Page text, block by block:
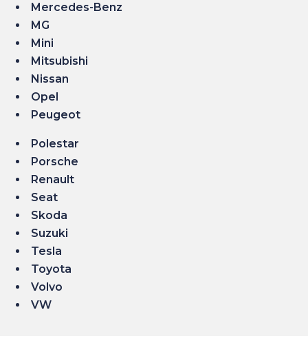
Mercedes-Benz
MG
Mini
Mitsubishi
Nissan
Opel
Peugeot
Polestar
Porsche
Renault
Seat
Skoda
Suzuki
Tesla
Toyota
Volvo
VW